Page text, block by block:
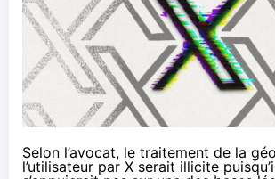
Selon l’avocat, le traitement de la
l’utilisateur par X serait illicite